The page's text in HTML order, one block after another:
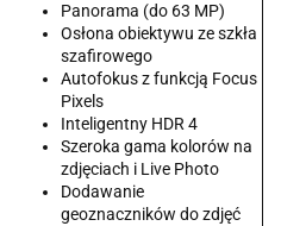
Panorama (do 63 MP)
Osłona obiektywu ze szkła
szafirowego
Autofokus z funkcją Focus
Pixels
Inteligentny HDR 4
Szeroka gama kolorów na
zdjęciach i Live Photo
Dodawanie
geoznaczników do zdjęć